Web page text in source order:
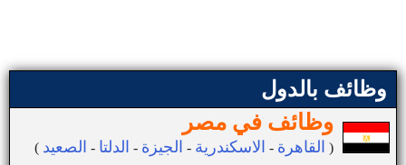
وظائف بالدول
وظائف في مصر
( القاهرة - الاسكندرية - الجيزة - الدلتا - الصعيد )